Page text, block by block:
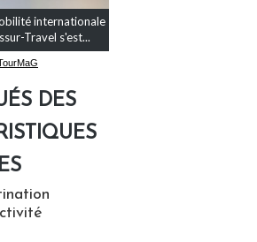
internationale
Travel s'est...
DES